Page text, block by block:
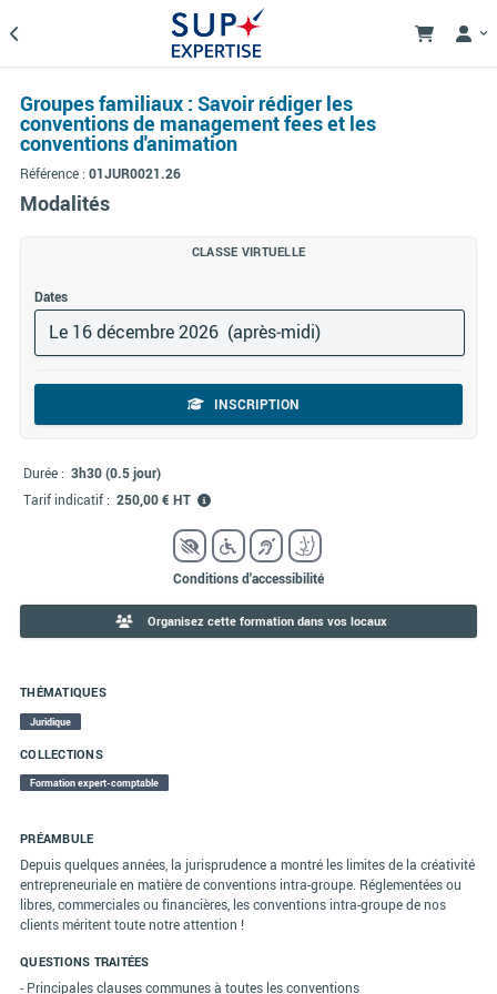
THÉMATIQUES
Juridique
COLLECTIONS
Formation expert-comptable
PRÉAMBULE
Depuis quelques années, la jurisprudence a montré les limites de la créativité
entrepreneuriale en matière de conventions intra-groupe. Réglementées ou
libres, commerciales ou financières, les conventions intra-groupe de nos
clients méritent toute notre attention !
QUESTIONS TRAITÉES
- Principales clauses communes à toutes les conventions
Groupes familiaux : Savoir rédiger les
conventions de management fees et les
conventions d'animation
Référence : 01JUR0021.26
Modalités
CLASSE VIRTUELLE
Dates
Le 16 décembre 2026 (après‑midi)
INSCRIPTION
Durée : 3h30 (0.5 jour)
Tarif indicatif : 250,00 € HT
Conditions d'accessibilité
Organisez cette formation dans vos locaux